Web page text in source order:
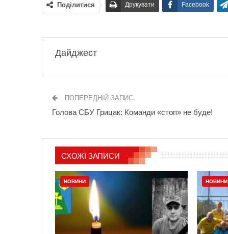
Поділитися Друкувати Facebook
Дайджест
ПОПЕРЕДНІЙ ЗАПИС
Голова СБУ Грицак: Команди «стоп» не буде!
СХОЖІ ЗАПИСИ
НОВИНИ НОВИНИ